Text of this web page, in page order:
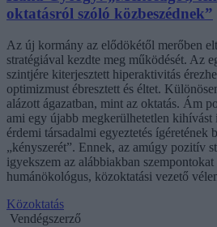
oktatásról szóló közbeszédnek”
Az új kormány az elődökétől merőben
stratégiával kezdte meg működését. Az
szintjére kiterjesztett hiperaktivitás
optimizmust ébresztett és éltet.
alázott ágazatban, mint az oktatás. Ám
ami egy újabb megkerülhetetlen kihívást
érdemi társadalmi egyeztetés ígéretének
„kényszerét”. Ennek, az amúgy pozitív
igyekszem az alábbiakban
humánökológus, közoktatási vezető
Közoktatás
Vendégszerző